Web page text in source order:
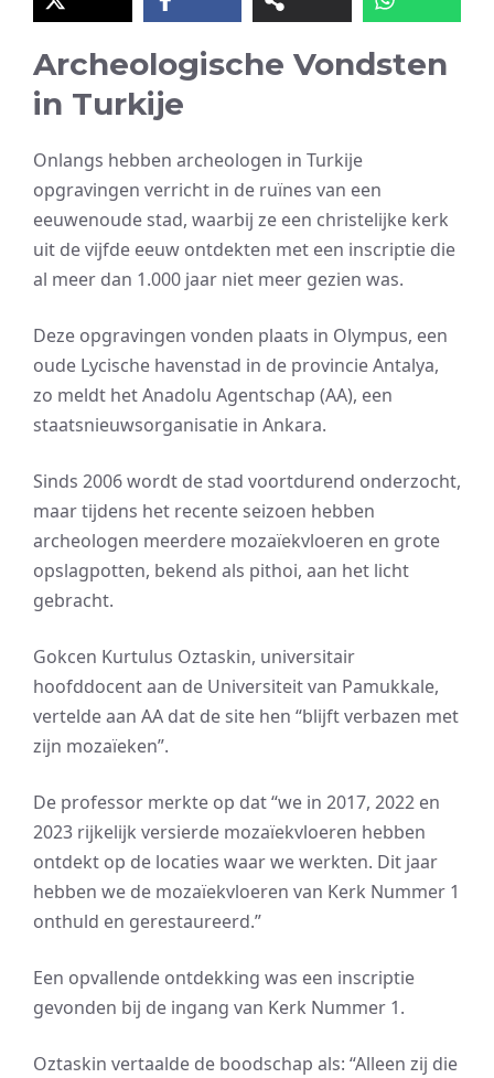
Archeologische Vondsten
in Turkije
Onlangs hebben archeologen in Turkije
opgravingen verricht in de ruïnes van een
eeuwenoude stad, waarbij ze een christelijke kerk
uit de vijfde eeuw ontdekten met een inscriptie die
al meer dan 1.000 jaar niet meer gezien was.
Deze opgravingen vonden plaats in Olympus, een
oude Lycische havenstad in de provincie Antalya,
zo meldt het Anadolu Agentschap (AA), een
staatsnieuwsorganisatie in Ankara.
Sinds 2006 wordt de stad voortdurend onderzocht,
maar tijdens het recente seizoen hebben
archeologen meerdere mozaïekvloeren en grote
opslagpotten, bekend als pithoi, aan het licht
gebracht.
Gokcen Kurtulus Oztaskin, universitair
hoofddocent aan de Universiteit van Pamukkale,
vertelde aan AA dat de site hen “blijft verbazen met
zijn mozaïeken”.
De professor merkte op dat “we in 2017, 2022 en
2023 rijkelijk versierde mozaïekvloeren hebben
ontdekt op de locaties waar we werkten. Dit jaar
hebben we de mozaïekvloeren van Kerk Nummer 1
onthuld en gerestaureerd.”
Een opvallende ontdekking was een inscriptie
gevonden bij de ingang van Kerk Nummer 1.
Oztaskin vertaalde de boodschap als: “Alleen zij die